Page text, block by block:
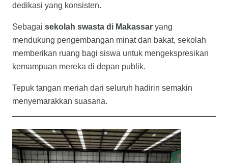
dedikasi yang konsisten.
Sebagai sekolah swasta di Makassar yang
mendukung pengembangan minat dan bakat, sekolah
memberikan ruang bagi siswa untuk mengekspresikan
kemampuan mereka di depan publik.
Tepuk tangan meriah dari seluruh hadirin semakin
menyemarakkan suasana.